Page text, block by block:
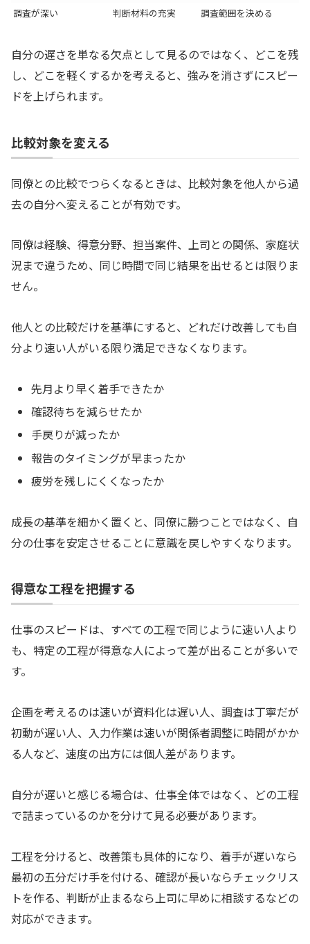
調査が深い
判断材料の充実 調査範囲を決める
自分の遅さを単なる欠点として見るのではなく、どこを残
し、どこを軽くするかを考えると、強みを消さずにスピー
ドを上げられます。
比較対象を変える
同僚との比較でつらくなるときは、比較対象を他人から過
去の自分へ変えることが有効です。
同僚は経験、得意分野、担当案件、上司との関係、家庭状
況まで違うため、同じ時間で同じ結果を出せるとは限りま
せん。
他人との比較だけを基準にすると、どれだけ改善しても自
分より速い人がいる限り満足できなくなります。
先月より早く着手できたか
確認待ちを減らせたか
手戻りが減ったか
報告のタイミングが早まったか
疲労を残しにくくなったか
成長の基準を細かく置くと、同僚に勝つことではなく、自
分の仕事を安定させることに意識を戻しやすくなります。
得意な工程を把握する
仕事のスピードは、すべての工程で同じように速い人より
も、特定の工程が得意な人によって差が出ることが多いで
す。
企画を考えるのは速いが資料化は遅い人、調査は丁寧だが
初動が遅い人、入力作業は速いが関係者調整に時間がかか
る人など、速度の出方には個人差があります。
自分が遅いと感じる場合は、仕事全体ではなく、どの工程
で詰まっているのかを分けて見る必要があります。
工程を分けると、改善策も具体的になり、着手が遅いなら
最初の五分だけ手を付ける、確認が長いならチェックリス
トを作る、判断が止まるなら上司に早めに相談するなどの
対応ができます。